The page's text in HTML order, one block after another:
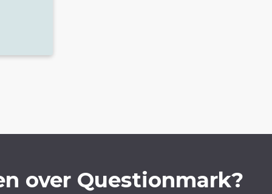
over Questionmark?